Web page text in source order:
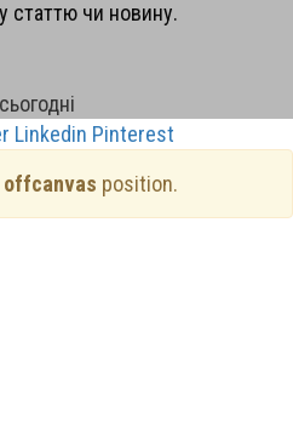
статтю чи новину.
Linkedin Pinterest
offcanvas position.